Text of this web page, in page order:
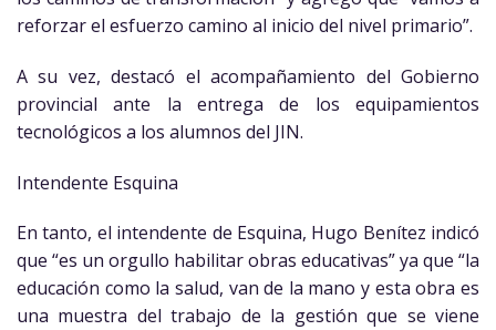
reforzar el esfuerzo camino al inicio del nivel primario”.
A su vez, destacó el acompañamiento del Gobierno
provincial ante la entrega de los equipamientos
tecnológicos a los alumnos del JIN.
Intendente Esquina
En tanto, el intendente de Esquina, Hugo Benítez indicó
que “es un orgullo habilitar obras educativas” ya que “la
educación como la salud, van de la mano y esta obra es
una muestra del trabajo de la gestión que se viene